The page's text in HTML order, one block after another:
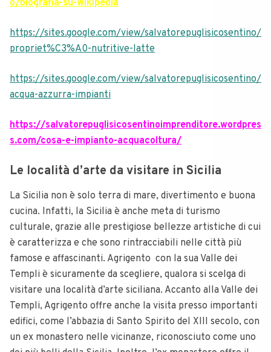
o/biografia-su-wikipedia
https://sites.google.com/view/salvatorepuglisicosentino/
propriet%C3%A0-nutritive-latte
https://sites.google.com/view/salvatorepuglisicosentino/
acqua-azzurra-impianti
https://salvatorepuglisicosentinoimprenditore.wordpres
s.com/cosa-e-impianto-acquacoltura/
Le località d’arte da visitare in Sicilia
La Sicilia non è solo terra di mare, divertimento e buona
cucina. Infatti, la Sicilia è anche meta di turismo
culturale, grazie alle prestigiose bellezze artistiche di cui
è caratterizza e che sono rintracciabili nelle città più
famose e affascinanti. Agrigento con la sua Valle dei
Templi è sicuramente da scegliere, qualora si scelga di
visitare una località d’arte siciliana. Accanto alla Valle dei
Templi, Agrigento offre anche la visita presso importanti
edifici, come l’abbazia di Santo Spirito del XIII secolo, con
un ex monastero nelle vicinanze, riconosciuto come uno